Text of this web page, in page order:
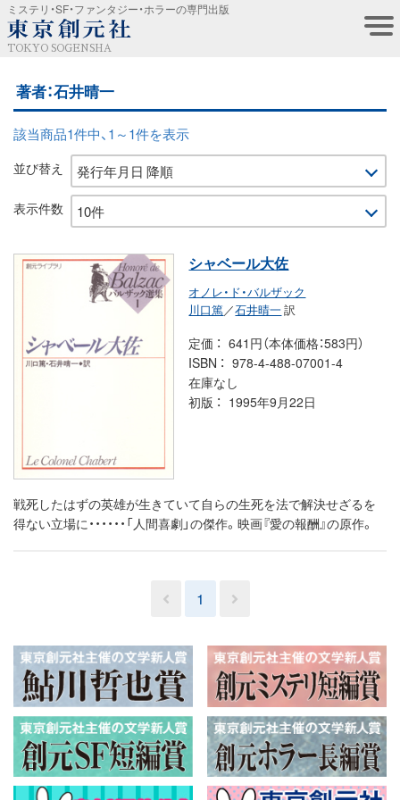
ミステリ・SF・ファンタジー・ホラーの専門出版
TOKYO SOGENSHA
著者：石井晴一
該当商品1件中、1～1件を表示
並び替え
表示件数
シャベール大佐
オノレ・ド・バルザック
川口篤／石井晴一訳
定価
641円（本体価格：583円）
ISBN
978-4-488-07001-4
在庫なし
初版
1995年9月22日
戦死したはずの英雄が生きていて自らの生死を法で解決せざるを
得ない立場に・・・・・・「人間喜劇」の傑作。映画『愛の報酬』の原作。
1